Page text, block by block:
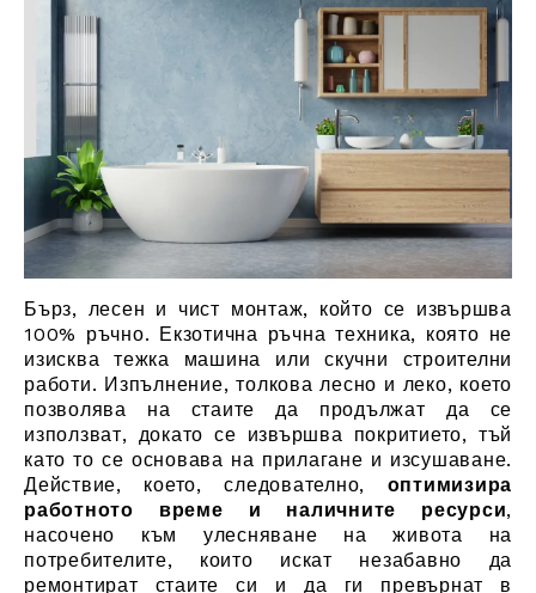
Бърз, лесен и чист монтаж, който се извършва
100% ръчно. Екзотична ръчна техника, която не
изисква тежка машина или скучни строителни
работи. Изпълнение, толкова лесно и леко, което
позволява на стаите да продължат да се
използват, докато се извършва покритието, тъй
като то се основава на прилагане и изсушаване.
Действие, което, следователно, оптимизира
работното време и наличните ресурси,
насочено към улесняване на живота на
потребителите, които искат незабавно да
ремонтират стаите си и да ги превърнат в